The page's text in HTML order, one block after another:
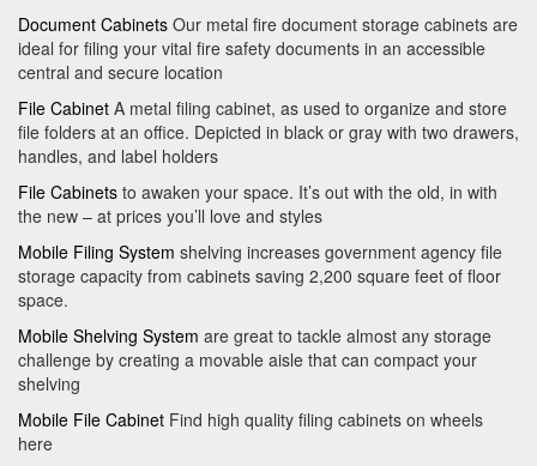
Document Cabinets Our metal fire document storage cabinets are
ideal for filing your vital fire safety documents in an accessible
central and secure location
File Cabinet A metal filing cabinet, as used to organize and store
file folders at an office. Depicted in black or gray with two drawers,
handles, and label holders
File Cabinets to awaken your space. It’s out with the old, in with
the new – at prices you’ll love and styles
Mobile Filing System shelving increases government agency file
storage capacity from cabinets saving 2,200 square feet of floor
space.
Mobile Shelving System are great to tackle almost any storage
challenge by creating a movable aisle that can compact your
shelving
Mobile File Cabinet Find high quality filing cabinets on wheels
here